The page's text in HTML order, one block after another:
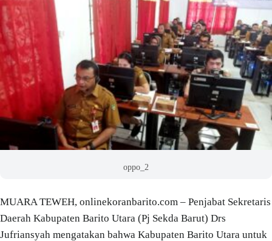
oppo_2
MUARA TEWEH, onlinekoranbarito.com – Penjabat Sekretaris
Daerah Kabupaten Barito Utara (Pj Sekda Barut) Drs
Jufriansyah mengatakan bahwa Kabupaten Barito Utara untuk